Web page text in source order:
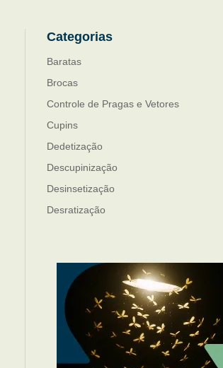
Categorias
Baratas
Brocas
Controle de Pragas e Vetores
Cupins
Dedetização
Descupinização
Desinsetização
Desratização
Mosquitos
Percevejo de Cama
Pulgas e Carrapatos
Ratos
Sanitização